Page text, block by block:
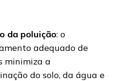
da poluição: o
adequado de
minimiza a
do solo, da água e